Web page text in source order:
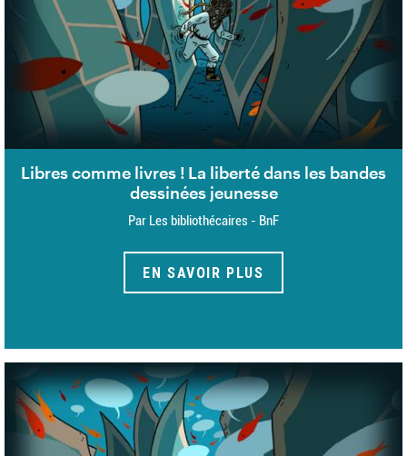
Libres comme livres ! La liberté dans les bandes
dessinées jeunesse
Par Les bibliothécaires - BnF
EN SAVOIR PLUS